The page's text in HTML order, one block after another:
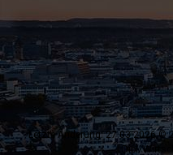
Letzte Änderung: 27.03.2026 ©
Dipl.